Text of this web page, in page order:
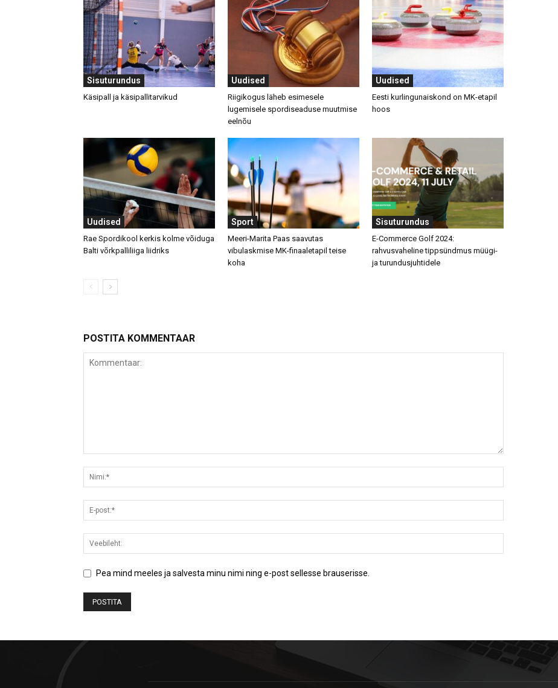
Sisuturundus
Käsipall ja käsipallitarvikud
Uudised
Riigikogus läheb esimesele
lugemisele spordiseaduse muutmise
eelnõu
Uudised
Eesti kurlingunaiskond on MK-etapil
hoos
Uudised
Rae Spordikool kerkis kolme võiduga
Balti võrkpalliliiga liidriks
Sport
Meeri-Marita Paas saavutas
vibulaskmise MK-finaaletapil teise
koha
Sisuturundus
E-Commerce Golf 2024:
rahvusvaheline tippsündmus müügi-
ja turundusjuhtidele
POSTITA KOMMENTAAR
Pea mind meeles ja salvesta minu nimi ning e-post sellesse brauserisse.